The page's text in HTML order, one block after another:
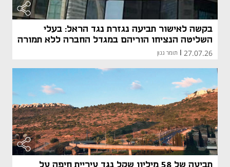
בקשה לאישור תביעה נגזרת נגד הראל: בעלי
השליטה הנציחו הוריהם במגדל החברה ללא תמורה
27.07.26 תומר גנון
תביעה של 58 מיליון שקל נגד עיריית חיפה על